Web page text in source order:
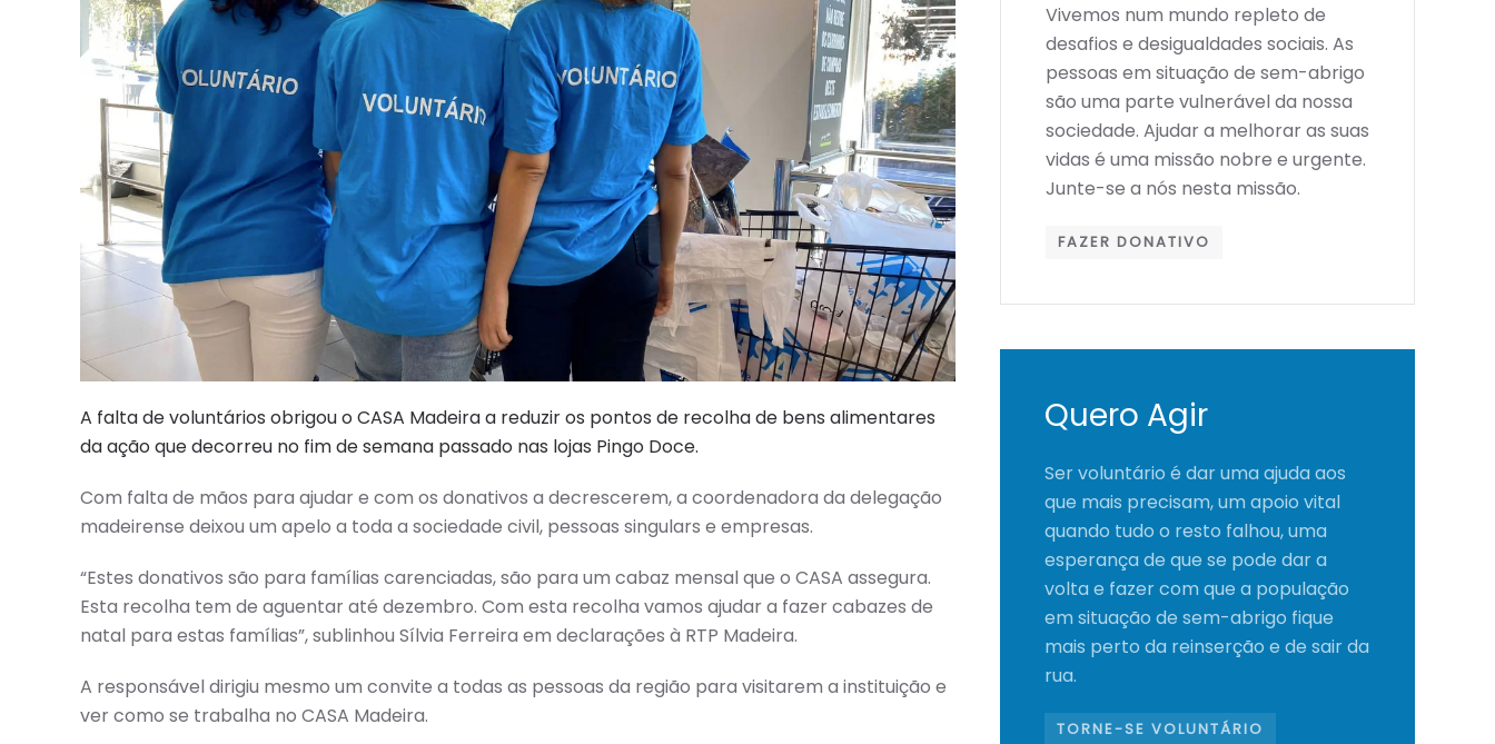
A falta de voluntários obrigou o CASA Madeira a reduzir os pontos de recolha de bens alimentares
da ação que decorreu no fim de semana passado nas lojas Pingo Doce.
Com falta de mãos para ajudar e com os donativos a decrescerem, a coordenadora da delegação
madeirense deixou um apelo a toda a sociedade civil, pessoas singulars e empresas.
“Estes donativos são para famílias carenciadas, são para um cabaz mensal que o CASA assegura.
Esta recolha tem de aguentar até dezembro. Com esta recolha vamos ajudar a fazer cabazes de
natal para estas famílias”, sublinhou Sílvia Ferreira em declarações à RTP Madeira.
A responsável dirigiu mesmo um convite a todas as pessoas da região para visitarem a instituição e
ver como se trabalha no CASA Madeira.
Vivemos num mundo repleto de
desafios e desigualdades sociais. As
pessoas em situação de sem-abrigo
são uma parte vulnerável da nossa
sociedade. Ajudar a melhorar as suas
vidas é uma missão nobre e urgente.
Junte-se a nós nesta missão.
FAZER DONATIVO
Quero Agir
Ser voluntário é dar uma ajuda aos
que mais precisam, um apoio vital
quando tudo o resto falhou, uma
esperança de que se pode dar a
volta e fazer com que a população
em situação de sem-abrigo fique
mais perto da reinserção e de sair da
rua.
TORNE-SE VOLUNTÁRIO